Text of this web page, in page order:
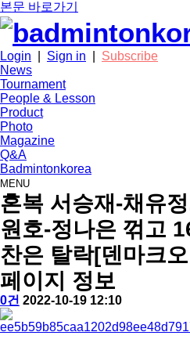
본문 바로가기
Login Sign in
Subscribe
News
Tournament
People & Lesson
Product
Photo
Magazine
Q&A
Badmintonkorea
MENU
tournament
혼복 서승재-채유
원호-정나은 꺾고
찬은 탈락[덴마크
페이지 정보
작
성
자
배
드
민
댓
글
0건 작
일
2022-10-19 12:10
본